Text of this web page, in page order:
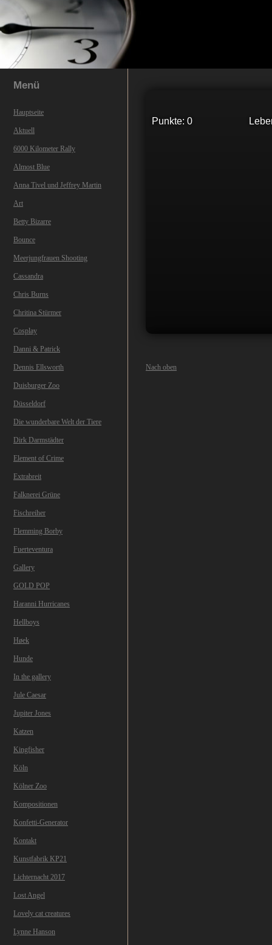
Menü
Hauptseite
Aktuell
6000 Kilometer Rally
Almost Blue
Anna Tivel und Jeffrey Martin
Art
Betty Bizarre
Bounce
Meerjungfrauen Shooting
Cassandra
Chris Burns
Chritina Stürmer
Cosplay
Danni & Patrick
Dennis Ellsworth
Duisburger Zoo
Düsseldorf
Die wunderbare Welt der Tiere
Dirk Darmstädter
Element of Crime
Extrabreit
Falknerei Grüne
Fischreiher
Flemming Borby
Fuerteventura
Gallery
GOLD POP
Haranni Hurricanes
Hellboys
Høek
Hunde
In the gallery
Jule Caesar
Jupiter Jones
Katzen
Kingfisher
Köln
Kölner Zoo
Kompositionen
Konfetti-Generator
Kontakt
Kunstfabrik KP21
Lichternacht 2017
Lost Angel
Lovely cat creatures
Lynne Hanson
Punkte: 0
GOLD POP
Nach oben